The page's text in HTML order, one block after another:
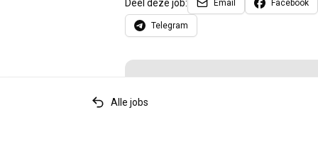
Deel deze job: Email Facebook
Telegram
Alle jobs